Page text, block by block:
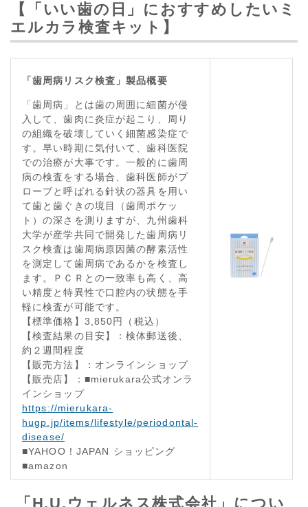
【「いい歯の日」におすすめしたいミ
エルカラ検査キット】
「歯周病リスク検査」製品概要
「歯周病」とは歯の周囲に細菌が侵
入して、歯肉に炎症が起こり、周り
の組織を破壊していく細菌感染症で
す。早い時期に気付いて、歯科医院
での治療が大事です。一般的に歯周
病の検査をする場合、歯科医師がプ
ローブと呼ばれる針状の器具を用い
て歯と歯ぐきの境目（歯周ポケッ
ト）の深さを測りますが、九州歯科
大学が産学共同で開発した歯周病リ
スク検査は歯周病原因菌の酵素活性
を測定して歯周病であるかを検査し
ます。ＰＣＲとの一致率も高く、高
い精度と特異性で口腔内の状態を手
軽に検査が可能です。
【標準価格】 3,850円（税込）
【検査結果の目安】：検体郵送後、
約２週間程度
【販売方法】：オンラインショップ
【販売店】：■mierukara公式オンラ
インショップ
https://mierukara-
hugp.jp/items/lifestyle/periodontal-
disease/
■YAHOO ！ JAPAN ショッピング
■amazon
「 H.U. ウェルネス株式会社」につい